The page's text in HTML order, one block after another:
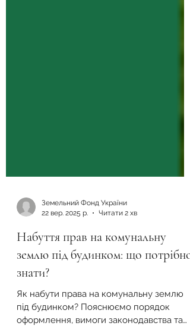
Земельний Фонд України
22 вер. 2025 р.
Читати 2 хв
Набуття прав на комунальну
землю під будинком: що потрібно
знати?